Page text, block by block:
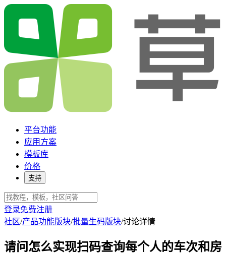
平台功能
应用方案
模板库
价格
支持
登录免费注册
社区/产品功能版块/批量生码版块/讨论详情
请问怎么实现扫码查询每个人的车次和房